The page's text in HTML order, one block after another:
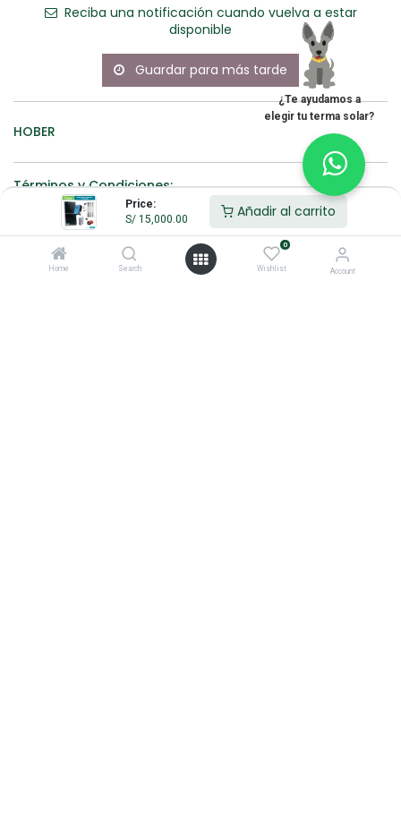
Price:
S/ 15,000.00 Añadir al carrito
Home Search
0
Wishlist Account
Reciba una notificación cuando vuelva a estar
disponible
Guardar para más tarde
HOBER
Términos y Condiciones:
100% original
Devolución
antes de 30
Hacemos
envíos a nivel
¿Te ayudamos a
elegir tu terma solar?